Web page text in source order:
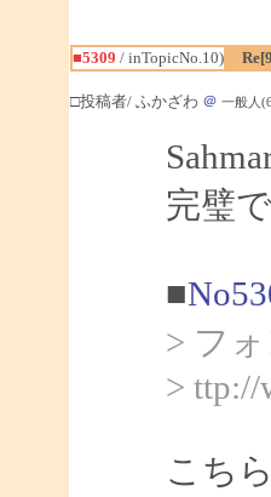
■5309 / inTopicNo.10)
□投稿者/ ふかざわ ＠ 一般人
完璧
■
> フ
> ttp://
こち